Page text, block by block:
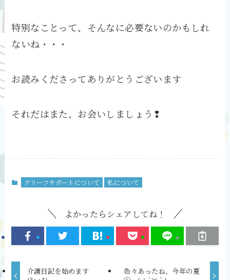
特別なことって、そんなに必要ないのかもしれ
ないね・・・
お読みくださってありがとうございます
それだはまた、お会いしましょう❢
グリーフサポートについて 私について
よかったらシェアしてね！
介護日記を始めます
色々あったね、今年の夏